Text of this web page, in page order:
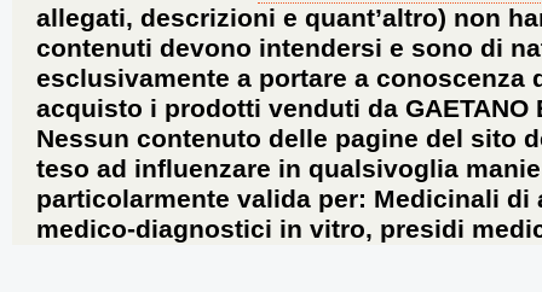
allegati, descrizioni e quant’altro) non
contenuti devono intendersi e sono di
esclusivamente a portare a
acquisto i prodotti venduti da GAETANO
Nessun contenuto delle pagine del sito
teso ad influenzare in qualsivoglia
particolarmente valida per: Medicinali
medico-diagnostici in vitro, presidi